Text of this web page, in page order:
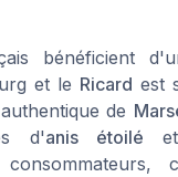
bénéficient
et le Ricard est
de
d'anis étoilé